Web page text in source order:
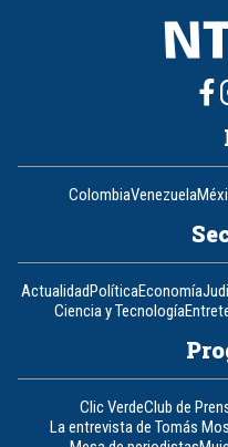
ColombiaVenezuela
ActualidadPolíticaEconomía
Ciencia y Tecnología
Clic VerdeClub de
La entrevista de Tomás